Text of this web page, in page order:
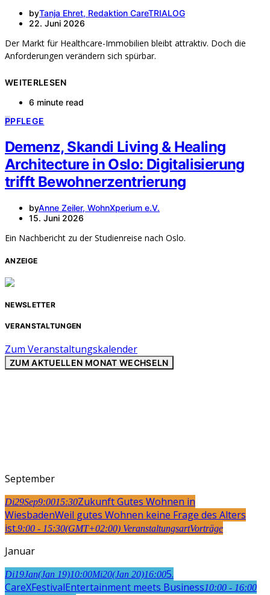
byTanja Ehret, Redaktion CareTRIALOG
22. Juni 2026
Der Markt für Healthcare-Immobilien bleibt attraktiv. Doch die
Anforderungen verändern sich spürbar.
WEITERLESEN
6 minute read
PPFLEGE
Demenz, Skandi Living & Healing
Architecture in Oslo: Digitalisierung
trifft Bewohnerzentrierung
byAnne Zeiler, WohnXperium e.V.
15. Juni 2026
Ein Nachbericht zu der Studienreise nach Oslo.
ANZEIGE
NEWSLETTER
VERANSTALTUNGEN
Zum Veranstaltungskalender
ZUM AKTUELLEN MONAT WECHSELN
September
Di29Sep9:0015:30Zukunft Gutes Wohnen in
WiesbadenWeil gutes Wohnen keine Frage des Alters
ist.9:00 - 15:30(GMT+02:00) VeranstaltungsartVorträge
Januar
Di19Jan(Jan 19)10:00Mi20(Jan 20)16:005.
CareXFestivalEntertainment meets Business10:00 - 16:00